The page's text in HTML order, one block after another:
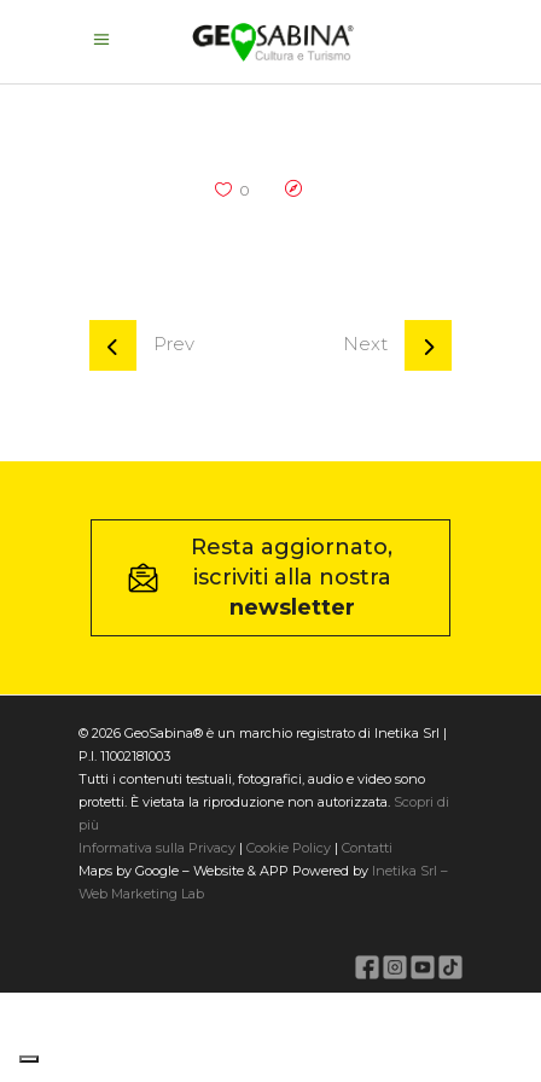
0
Prev Next
Resta aggiornato,
iscriviti alla nostra
newsletter
© 2026 GeoSabina® è un marchio registrato di Inetika Srl |
P.I. 11002181003
Tutti i contenuti testuali, fotografici, audio e video sono
protetti. È vietata la riproduzione non autorizzata. Scopri di
più
Informativa sulla Privacy | Cookie Policy | Contatti
Maps by Google – Website & APP Powered by Inetika Srl –
Web Marketing Lab